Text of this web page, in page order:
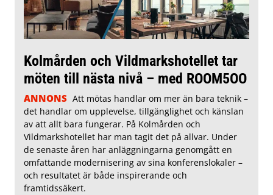
Kolmården och Vildmarkshotellet tar
möten till nästa nivå – med ROOM5OO
ANNONS Att mötas handlar om mer än bara teknik –
det handlar om upplevelse, tillgänglighet och känslan
av att allt bara fungerar. På Kolmården och
Vildmarkshotellet har man tagit det på allvar. Under
de senaste åren har anläggningarna genomgått en
omfattande modernisering av sina konferenslokaler –
och resultatet är både inspirerande och
framtidssäkert.